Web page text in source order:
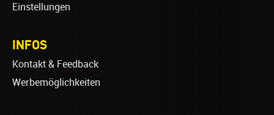
Einstellungen
INFOS
Kontakt & Feedback
Werbemöglichkeiten